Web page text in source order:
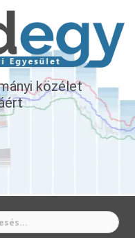
közélet